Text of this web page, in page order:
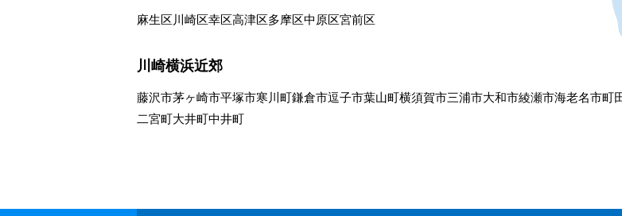
麻生区 川崎区幸区高津区多摩区中原区宮前区
川崎横浜近郊
藤沢市茅ヶ崎市平塚市寒川町鎌倉市逗子市葉山町横須賀市三浦市大和市綾瀬市海老名市町
二宮町大井町中井町